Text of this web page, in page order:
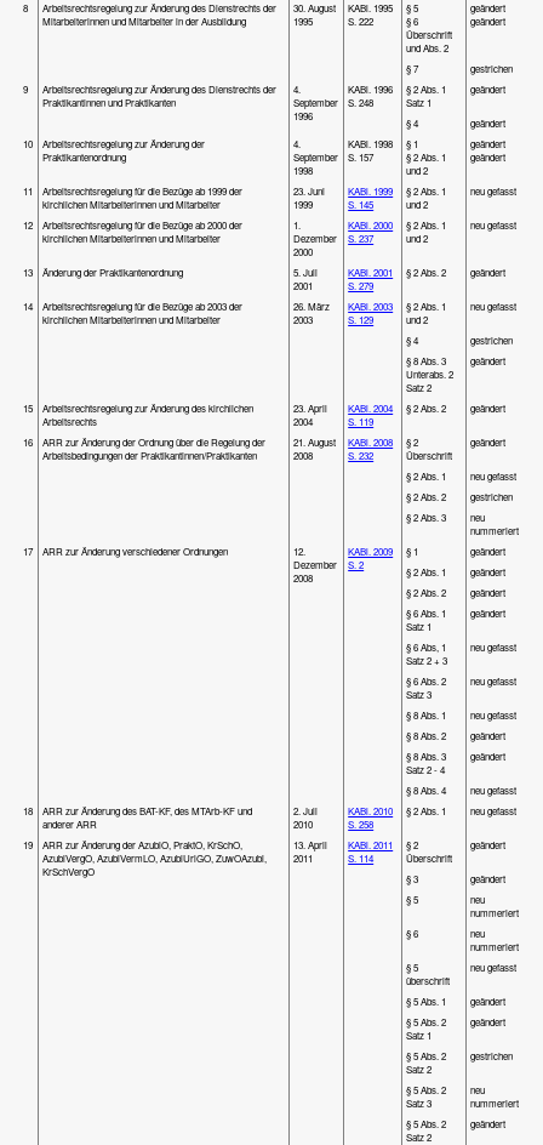
8
Arbeitsrechtsregelung zur Änderung des Dienstrechts der
Mitarbeiterinnen und Mitarbeiter in der Ausbildung
30. August
1995
KABl. 1995
S. 222
§ 5
§ 6
Überschrift
und Abs. 2
geändert
geändert
§ 7
gestrichen
9
Arbeitsrechtsregelung zur Änderung des Dienstrechts der
Praktikantinnen und Praktikanten
4.
September
1996
KABl. 1996
S. 248
§ 2 Abs. 1
Satz 1
geändert
§ 4
geändert
10
Arbeitsrechtsregelung zur Änderung der
Praktikantenordnung
4.
September
1998
KABl. 1998
S. 157
§ 1
§ 2 Abs. 1
und 2
geändert
geändert
11
Arbeitsrechtsregelung für die Bezüge ab 1999 der
kirchlichen Mitarbeiterinnen und Mitarbeiter
23. Juni
1999
KABl. 1999
S. 145
§ 2 Abs. 1
und 2
neu gefasst
12
Arbeitsrechtsregelung für die Bezüge ab 2000 der
kirchlichen Mitarbeiterinnen und Mitarbeiter
1.
Dezember
2000
KABl. 2000
S. 237
§ 2 Abs. 1
und 2
neu gefasst
13 Änderung der Praktikantenordnung
5. Juli
2001
KABl. 2001
S. 279
§ 2 Abs. 2 geändert
14
Arbeitsrechtsregelung für die Bezüge ab 2003 der
kirchlichen Mitarbeiterinnen und Mitarbeiter
26. März
2003
KABl. 2003
S. 129
§ 2 Abs. 1
und 2
neu gefasst
§ 4
gestrichen
§ 8 Abs. 3
Unterabs. 2
Satz 2
geändert
15
Arbeitsrechtsregelung zur Änderung des kirchlichen
Arbeitsrechts
23. April
2004
KABl. 2004
S. 119
§ 2 Abs. 2 geändert
16
ARR zur Änderung der Ordnung über die Regelung der
Arbeitsbedingungen der Praktikantinnen/Praktikanten
21. August
2008
KABl. 2008
S. 232
§ 2
Überschrift
geändert
§ 2 Abs. 1
neu gefasst
§ 2 Abs. 2
gestrichen
§ 2 Abs. 3
neu
nummeriert
17
ARR zur Änderung verschiedener Ordnungen
12.
Dezember
2008
KABl. 2009
S. 2
§ 1
geändert
§ 2 Abs. 1
geändert
§ 2 Abs. 2
geändert
§ 6 Abs. 1
Satz 1
geändert
§ 6 Abs, 1
Satz 2 + 3
neu gefasst
§ 6 Abs. 2
Satz 3
neu gefasst
§ 8 Abs. 1
neu gefasst
§ 8 Abs. 2
geändert
§ 8 Abs. 3
Satz 2 - 4
geändert
§ 8 Abs. 4
neu gefasst
18
ARR zur Änderung des BAT-KF, des MTArb-KF und
anderer ARR
2. Juli
2010
KABl. 2010
S. 258
§ 2 Abs. 1 neu gefasst
19
ARR zur Änderung der AzubiO, PraktO, KrSchO,
AzubiVergO, AzubiVermLO, AzubiUrlGO, ZuwOAzubi,
KrSchVergO
13. April
2011
KABl. 2011
S. 114
§ 2
Überschrift
geändert
§ 3
geändert
§ 5
neu
nummeriert
§ 6
neu
nummeriert
§ 5
überschrift
neu gefasst
§ 5 Abs. 1
geändert
§ 5 Abs. 2
Satz 1
geändert
§ 5 Abs. 2
Satz 2
gestrichen
§ 5 Abs. 2
Satz 3
neu
nummeriert
§ 5 Abs. 2
Satz 2
geändert